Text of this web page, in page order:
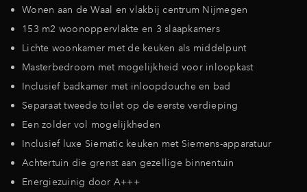
Wonen aan de Waal en vlakbij centrum Nijmegen
153 m2 woonoppervlakte en 3 slaapkamers
Lichte woonkamer met de keuken als middelpunt
Masterbedroom met mogelijkheid voor inloopkast
Inclusief badkamer met inloopdouche en bad
Separaat tweede toilet op de eerste verdieping
Een zolder vol mogelijkheden
Inclusief luxe Siematic keuken met Siemens-apparatuur
Achtertuin die grenst aan gezellige binnentuin
Energiezuinig door A+++